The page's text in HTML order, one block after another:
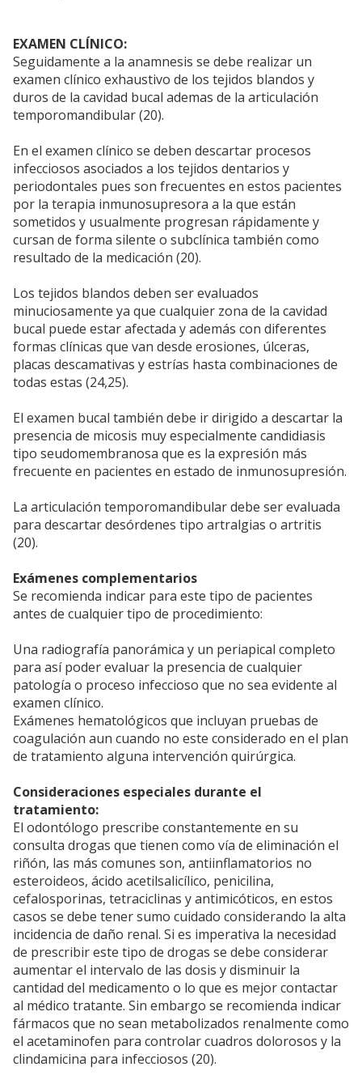
EXAMEN CLÍNICO:
Seguidamente a la anamnesis se debe realizar un
examen clínico exhaustivo de los tejidos blandos y
duros de la cavidad bucal ademas de la articulación
temporomandibular (20).
En el examen clínico se deben descartar procesos
infecciosos asociados a los tejidos dentarios y
periodontales pues son frecuentes en estos pacientes
por la terapia inmunosupresora a la que están
sometidos y usualmente progresan rápidamente y
cursan de forma silente o subclínica también como
resultado de la medicación (20).
Los tejidos blandos deben ser evaluados
minuciosamente ya que cualquier zona de la cavidad
bucal puede estar afectada y además con diferentes
formas clínicas que van desde erosiones, úlceras,
placas descamativas y estrías hasta combinaciones de
todas estas (24,25).
El examen bucal también debe ir dirigido a descartar la
presencia de micosis muy especialmente candidiasis
tipo seudomembranosa que es la expresión más
frecuente en pacientes en estado de inmunosupresión.
La articulación temporomandibular debe ser evaluada
para descartar desórdenes tipo artralgias o artritis
(20).
Exámenes complementarios
Se recomienda indicar para este tipo de pacientes
antes de cualquier tipo de procedimiento:
Una radiografía panorámica y un periapical completo
para así poder evaluar la presencia de cualquier
patología o proceso infeccioso que no sea evidente al
examen clínico.
Exámenes hematológicos que incluyan pruebas de
coagulación aun cuando no este considerado en el plan
de tratamiento alguna intervención quirúrgica.
Consideraciones especiales durante el
tratamiento:
El odontólogo prescribe constantemente en su
consulta drogas que tienen como vía de eliminación el
riñón, las más comunes son, antiinflamatorios no
esteroideos, ácido acetilsalicílico, penicilina,
cefalosporinas, tetraciclinas y antimicóticos, en estos
casos se debe tener sumo cuidado considerando la alta
incidencia de daño renal. Si es imperativa la necesidad
de prescribir este tipo de drogas se debe considerar
aumentar el intervalo de las dosis y disminuir la
cantidad del medicamento o lo que es mejor contactar
al médico tratante. Sin embargo se recomienda indicar
fármacos que no sean metabolizados renalmente como
el acetaminofen para controlar cuadros dolorosos y la
clindamicina para infecciosos (20).